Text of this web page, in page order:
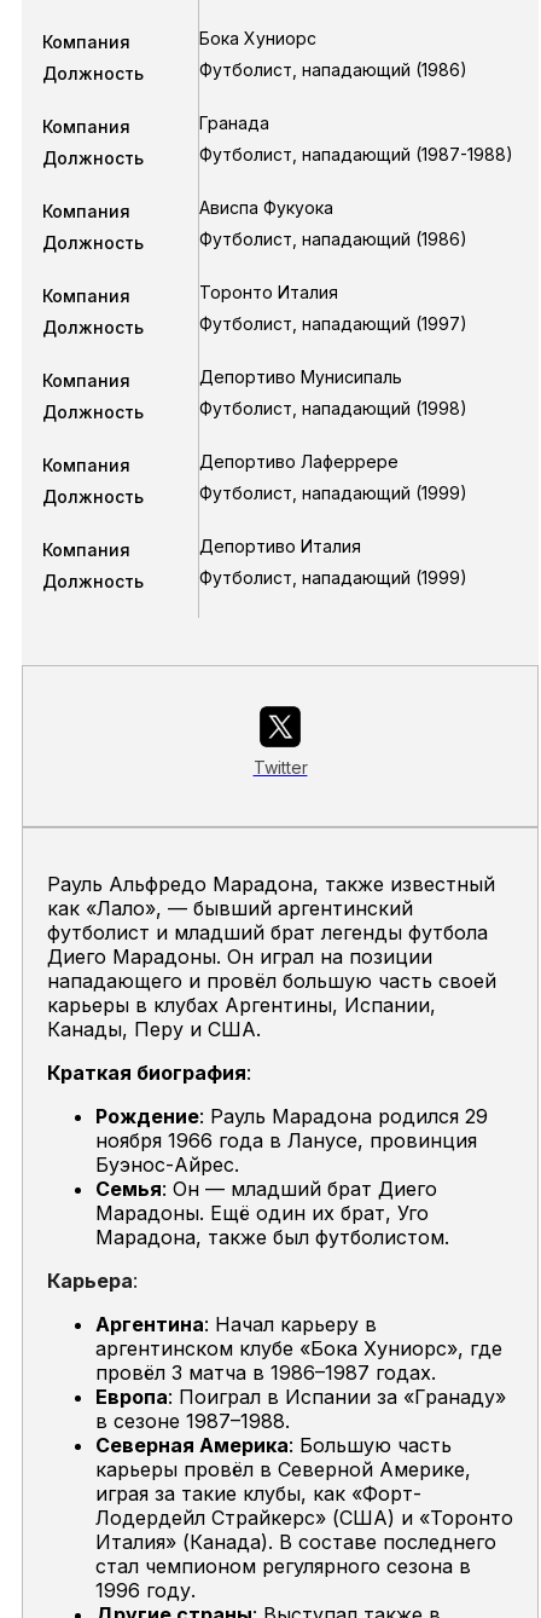
Компания
Бока Хуниорс
Должность
Футболист, нападающий (1986)
Компания
Гранада
Должность
Футболист, нападающий (1987-1988)
Компания
Ависпа Фукуока
Должность
Футболист, нападающий (1986)
Компания
Торонто Италия
Должность
Футболист, нападающий (1997)
Компания
Депортиво Мунисипаль
Должность
Футболист, нападающий (1998)
Компания
Депортиво Лаферрере
Должность
Футболист, нападающий (1999)
Компания
Депортиво Италия
Должность
Футболист, нападающий (1999)
Twitter
Рауль Альфредо Марадона, также известный
как «Лало», — бывший аргентинский
футболист и младший брат легенды футбола
Диего Марадоны. Он играл на позиции
нападающего и провёл большую часть своей
карьеры в клубах Аргентины, Испании,
Канады, Перу и США.
Краткая биография:
Рождение: Рауль Марадона родился 29
ноября 1966 года в Ланусе, провинция
Буэнос-Айрес.
Семья: Он — младший брат Диего
Марадоны. Ещё один их брат, Уго
Марадона, также был футболистом.
Карьера:
Аргентина: Начал карьеру в
аргентинском клубе «Бока Хуниорс», где
провёл 3 матча в 1986–1987 годах.
Европа: Поиграл в Испании за «Гранаду»
в сезоне 1987–1988.
Северная Америка: Большую часть
карьеры провёл в Северной Америке,
играя за такие клубы, как «Форт-
Лодердейл Страйкерс» (США) и «Торонто
Италия» (Канада). В составе последнего
стал чемпионом регулярного сезона в
1996 году.